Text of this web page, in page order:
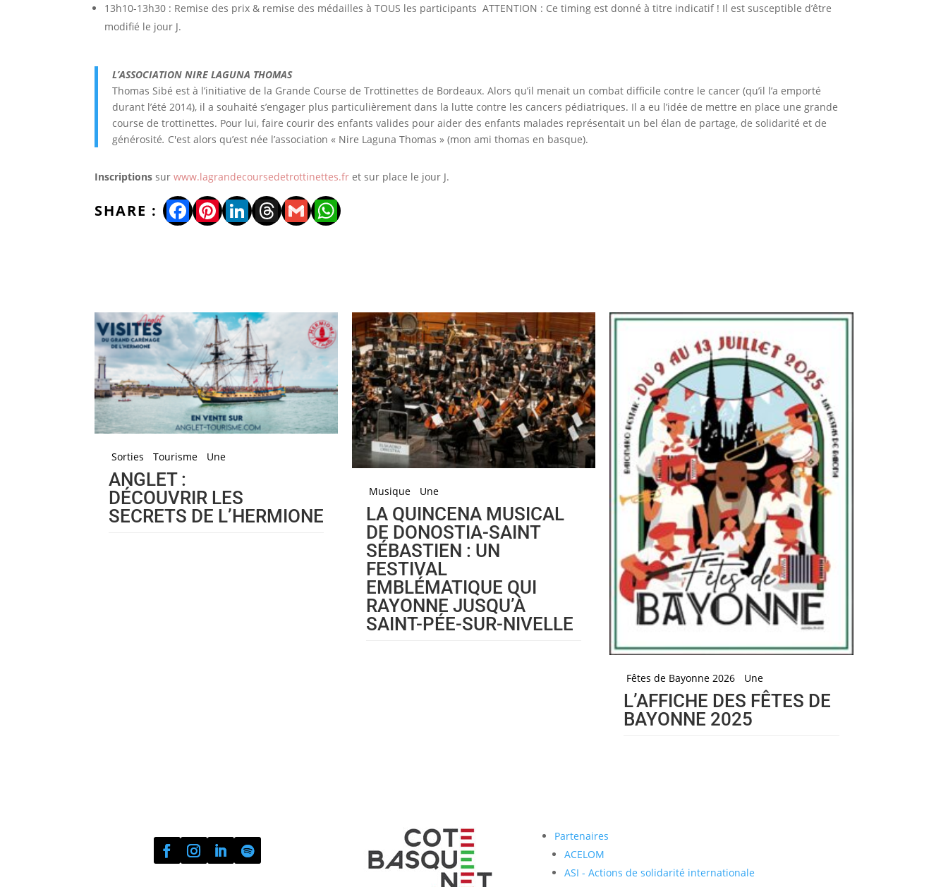
13h10-13h30 : Remise des prix & remise des médailles à TOUS les participants ATTENTION : Ce timing est donné à titre indicatif ! Il est susceptible d’être
modifié le jour J.
L’ASSOCIATION NIRE LAGUNA THOMAS
Thomas Sibé est à l’initiative de la Grande Course de Trottinettes de Bordeaux. Alors qu’il menait un combat difficile contre le cancer (qu’il l’a emporté
durant l’été 2014), il a souhaité s’engager plus particulièrement dans la lutte contre les cancers pédiatriques. Il a eu l’idée de mettre en place une grande
course de trottinettes. Pour lui, faire courir des enfants valides pour aider des enfants malades représentait un bel élan de partage, de solidarité et de
générosité. C'est alors qu’est née l’association « Nire Laguna Thomas » (mon ami thomas en basque).
Inscriptionssurwww.lagrandecoursedetrottinettes.fr et sur place le jour J.
Facebook
Pinterest
LinkedIn
Threads
GmailWhatsApp
Sorties Tourisme Une
ANGLET :
DÉCOUVRIR LES
SECRETS DE L’HERMIONE
Musique Une
LA QUINCENA MUSICAL
DE DONOSTIA-SAINT
SÉBASTIEN : UN
FESTIVAL
EMBLÉMATIQUE QUI
RAYONNE JUSQU’À
SAINT-PÉE-SUR-NIVELLE
Fêtes de Bayonne 2026 Une
L’AFFICHE DES FÊTES DE
BAYONNE 2025
Partenaires
ACELOM
ASI - Actions de solidarité internationale